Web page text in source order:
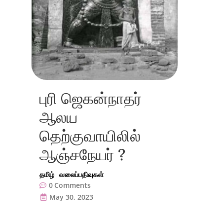
புரி ஜெகன்நாதர்
ஆலய
தெற்குவாயிலில்
ஆஞ்சநேயர் ?
தமிழ் வலைப்பதிவுகள்
0 Comments
May 30, 2023